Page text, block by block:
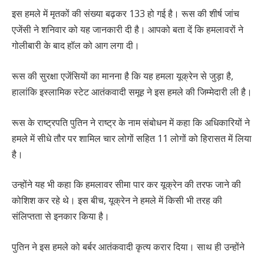
इस हमले में मृतकों की संख्या बढ़कर 133 हो गई है। रूस की शीर्ष जांच
एजेंसी ने शनिवार को यह जानकारी दी है। आपको बता दें कि हमलावरों ने
गोलीबारी के बाद हॉल को आग लगा दी।
रूस की सुरक्षा एजेंसियों का मानना है कि यह हमला यूक्रेन से जुड़ा है,
हालांकि इस्लामिक स्टेट आतंकवादी समूह ने इस हमले की जिम्मेदारी ली है।
रूस के राष्ट्रपति पुतिन ने राष्ट्र के नाम संबोधन में कहा कि अधिकारियों ने
हमले में सीधे तौर पर शामिल चार लोगों सहित 11 लोगों को हिरासत में लिया
है।
उन्होंने यह भी कहा कि हमलावर सीमा पार कर यूक्रेन की तरफ जाने की
कोशिश कर रहे थे। इस बीच, यूक्रेन ने हमले में किसी भी तरह की
संलिप्तता से इनकार किया है।
पुतिन ने इस हमले को बर्बर आतंकवादी कृत्य करार दिया। साथ ही उन्होंने